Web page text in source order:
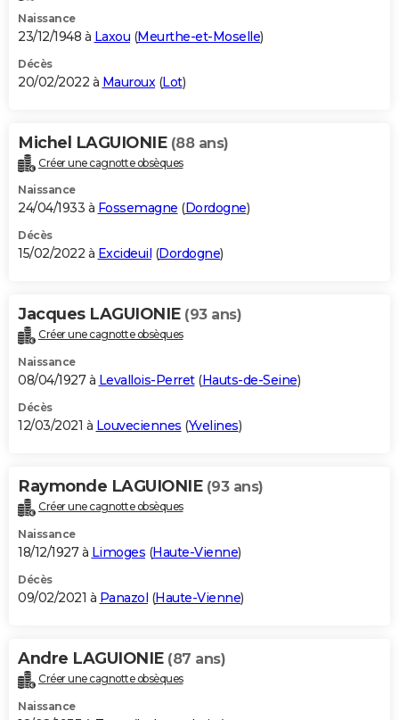
Naissance
23/12/1948 à Laxou (Meurthe-et-Moselle)
Décès
20/02/2022 à Mauroux (Lot)
Michel LAGUIONIE (88 ans)
Créer une cagnotte obsèques
Naissance
24/04/1933 à Fossemagne (Dordogne)
Décès
15/02/2022 à Excideuil (Dordogne)
Jacques LAGUIONIE (93 ans)
Créer une cagnotte obsèques
Naissance
08/04/1927 à Levallois-Perret(Hauts-de-Seine)
Décès
12/03/2021 à Louveciennes (Yvelines)
Raymonde LAGUIONIE (93 ans)
Créer une cagnotte obsèques
Naissance
18/12/1927 à Limoges (Haute-Vienne)
Décès
09/02/2021 à Panazol (Haute-Vienne)
Andre LAGUIONIE (87 ans)
Créer une cagnotte obsèques
Naissance